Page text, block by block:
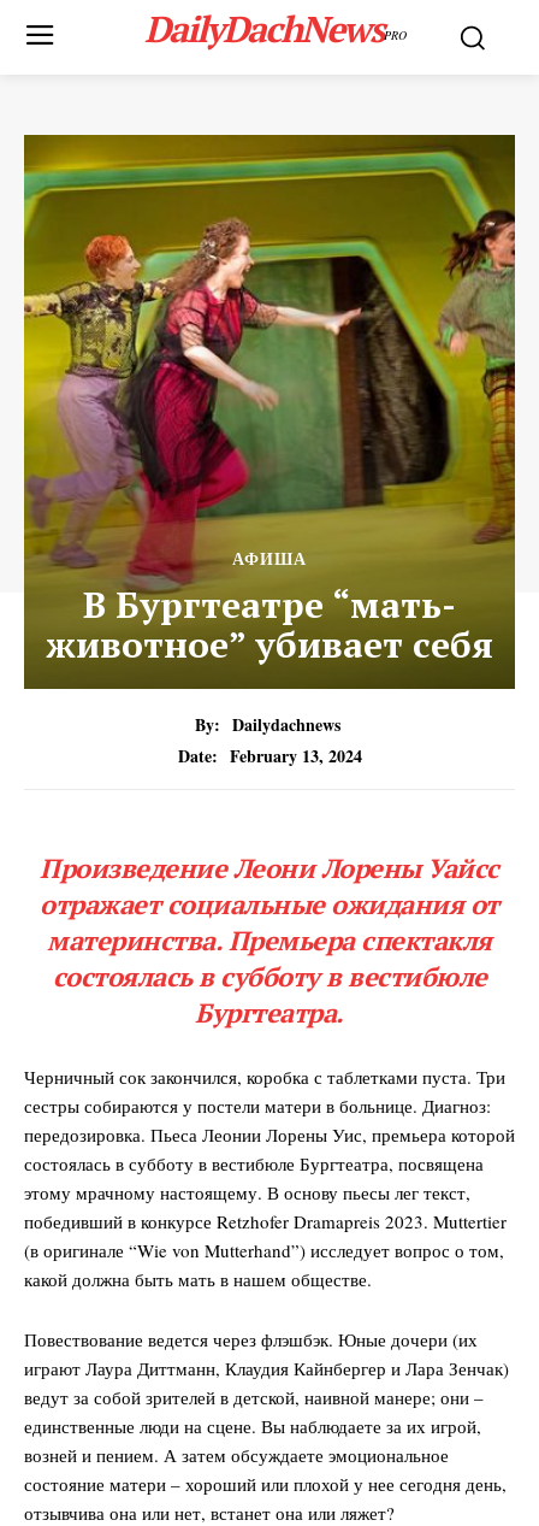
DailyDachNewsPRO
АФИША
В Бургтеатре “мать-
животное” убивает себя
By: Dailydachnews
Date: February 13, 2024
Произведение Леони Лорены Уайсс
отражает социальные ожидания от
материнства. Премьера спектакля
состоялась в субботу в вестибюле
Бургтеатра.
Черничный сок закончился, коробка с таблетками пуста. Три
сестры собираются у постели матери в больнице. Диагноз:
передозировка. Пьеса Леонии Лорены Уис, премьера которой
состоялась в субботу в вестибюле Бургтеатра, посвящена
этому мрачному настоящему. В основу пьесы лег текст,
победивший в конкурсе Retzhofer Dramapreis 2023. Muttertier
(в оригинале “Wie von Mutterhand”) исследует вопрос о том,
какой должна быть мать в нашем обществе.
Повествование ведется через флэшбэк. Юные дочери (их
играют Лаура Диттманн, Клаудия Кайнбергер и Лара Зенчак)
ведут за собой зрителей в детской, наивной манере; они –
единственные люди на сцене. Вы наблюдаете за их игрой,
возней и пением. А затем обсуждаете эмоциональное
состояние матери – хороший или плохой у нее сегодня день,
отзывчива она или нет, встанет она или ляжет?